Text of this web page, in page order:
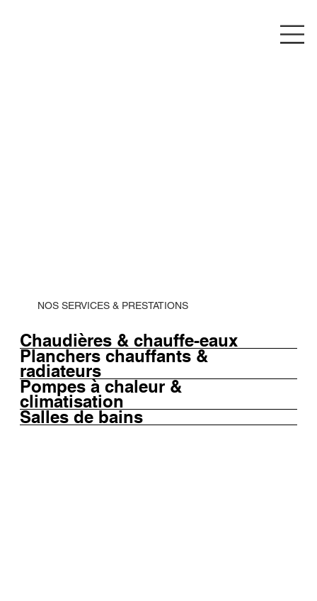
NOS SERVICES & PRESTATIONS
Chaudières & chauffe-eaux
Planchers chauffants &
radiateurs
Pompes à chaleur &
climatisation
Salles de bains